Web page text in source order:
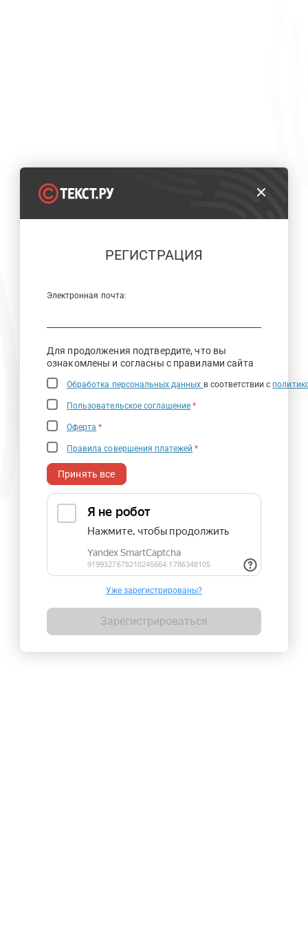
РЕГИСТРАЦИЯ
Электронная почта:
Для продолжения подтвердите, что вы
ознакомлены и согласны с правилами сайта
Обработка персональных данных в соответствии с
Пользовательское соглашение *
Оферта *
Правила совершения платежей *
Принять все
Уже зарегистрированы?
Зарегистрироваться